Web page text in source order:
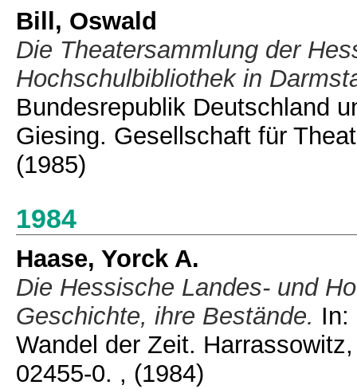
Bill, Oswald
Die Theatersammlung der
Hochschulbibliothek in
Bundesrepublik Deutschland
Giesing. Gesellschaft für
(1985)
1984
Haase, Yorck A.
Die Hessische Landes- und
Geschichte, ihre Bestände. In:
Wandel der Zeit.
02455-0. , (1984)